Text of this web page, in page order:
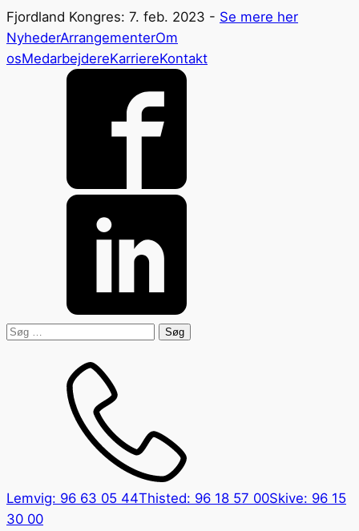
Fjordland Kongres: 7. feb. 2023 - Se mere her
NyhederArrangementerOm
osMedarbejdereKarriereKontakt
Søg
Lemvig: 96 63 05 44Thisted: 96 18 57 00Skive: 96 15
30 00